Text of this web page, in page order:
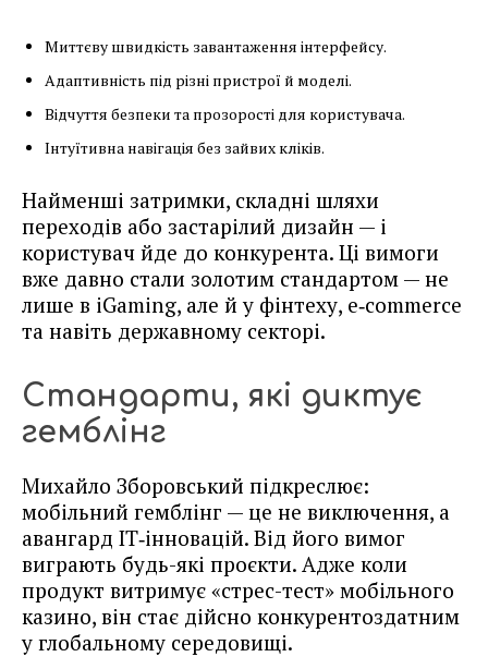
Миттєву швидкість завантаження інтерфейсу.
Адаптивність під різні пристрої й моделі.
Відчуття безпеки та прозорості для користувача.
Інтуїтивна навігація без зайвих кліків.
Найменші затримки, складні шляхи
переходів або застарілий дизайн — і
користувач йде до конкурента. Ці вимоги
вже давно стали золотим стандартом — не
лише в iGaming, але й у фінтеху, e‑commerce
та навіть державному секторі.
Стандарти, які диктує
гемблінг
Михайло Зборовський підкреслює:
мобільний гемблінг — це не виключення, а
авангард ІТ‑інновацій. Від його вимог
виграють будь-які проєкти. Адже коли
продукт витримує «стрес-тест» мобільного
казино, він стає дійсно конкурентоздатним
у глобальному середовищі.